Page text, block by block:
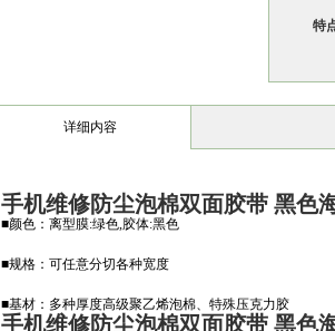
特
详细内容
手机维修防尘泡棉双面胶带 黑色
■颜色：离型膜:绿色,胶体:黑色
■规格：可任意分切各种宽度
■基材：多种厚度高级聚乙烯泡棉、特殊压克力胶
手机维修防尘泡棉双面胶带 黑色